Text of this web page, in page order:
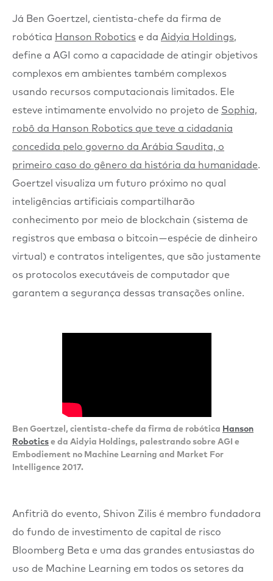
Já Ben Goertzel, cientista-chefe da firma de
robótica Hanson Robotics e da Aidyia Holdings,
define a AGI como a capacidade de atingir objetivos
complexos em ambientes também complexos
usando recursos computacionais limitados. Ele
esteve intimamente envolvido no projeto de Sophia,
robô da Hanson Robotics que teve a cidadania
concedida pelo governo da Arábia Saudita, o
primeiro caso do gênero da história da humanidade.
Goertzel visualiza um futuro próximo no qual
inteligências artificiais compartilharão
conhecimento por meio de blockchain (sistema de
registros que embasa o bitcoin — espécie de dinheiro
virtual) e contratos inteligentes, que são justamente
os protocolos executáveis de computador que
garantem a segurança dessas transações online.
Ben Goertzel, cientista-chefe da firma de robótica Hanson
Robotics e da Aidyia Holdings, palestrando sobre AGI e
Embodiement no Machine Learning and Market For
Intelligence 2017.
Anfitriã do evento, Shivon Zilis é membro fundadora
do fundo de investimento de capital de risco
Bloomberg Beta e uma das grandes entusiastas do
uso de Machine Learning em todos os setores da